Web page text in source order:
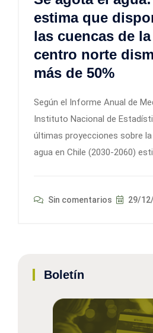
estima que
las cuencas de
centro norte
más de 50%
Según el Informe Anual de
Instituto Nacional de
últimas proyecciones sobre la
agua en Chile (2030-2060)
Sin comentarios 29/
Boletín